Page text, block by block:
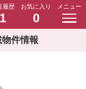
履歴
1
お気に入り
0
メニュー
件情報